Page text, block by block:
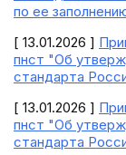
по ее
[ 13.01.2026 ]
пнст "Об
стандарта
[ 13.01.2026 ]
пнст "Об
стандарта